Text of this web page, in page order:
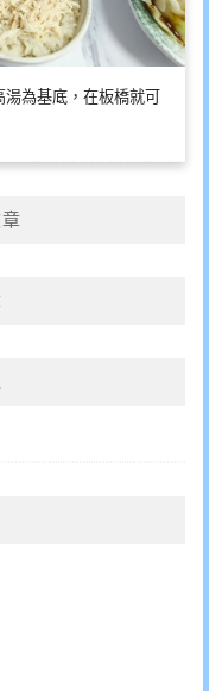
為基底，在板橋就可